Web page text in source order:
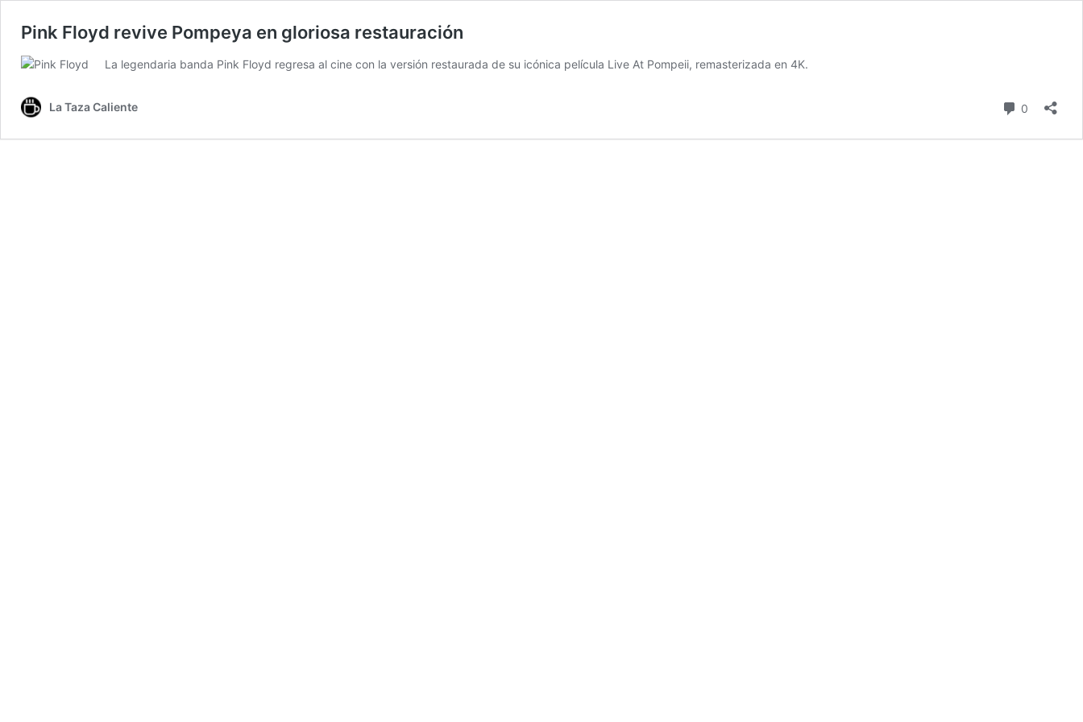
Pink Floyd revive Pompeya en gloriosa restauración
La legendaria banda Pink Floyd regresa al cine con la versión restaurada de su icónica película Live At Pompeii, remasterizada en 4K.
La Taza Caliente 0